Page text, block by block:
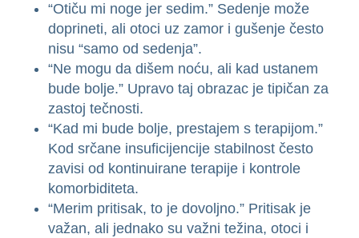
“Otiču mi noge jer sedim.” Sedenje može
doprineti, ali otoci uz zamor i gušenje često
nisu “samo od sedenja”.
“Ne mogu da dišem noću, ali kad ustanem
bude bolje.” Upravo taj obrazac je tipičan za
zastoj tečnosti.
“Kad mi bude bolje, prestajem s terapijom.”
Kod srčane insuficijencije stabilnost često
zavisi od kontinuirane terapije i kontrole
komorbiditeta.
“Merim pritisak, to je dovoljno.” Pritisak je
važan, ali jednako su važni težina, otoci i